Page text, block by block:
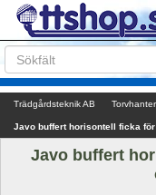
Trädgårdsteknik AB
Javo buffert horisontell ficka
Javo buffert